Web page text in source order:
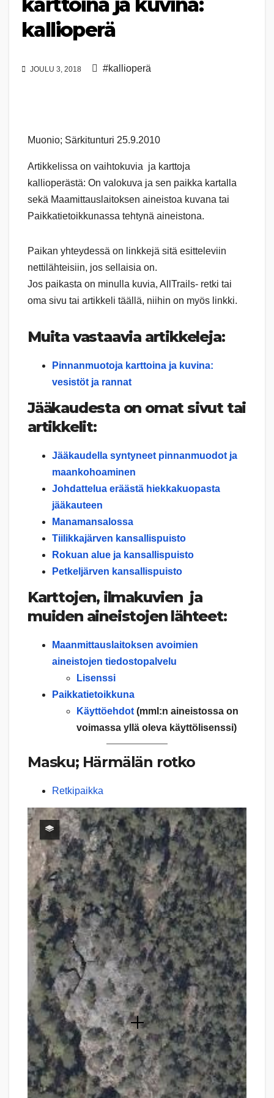
karttoina ja kuvina:
kallioperä
JOULU 3, 2018 #kallioperä
Muonio; Särkitunturi 25.9.2010
Artikkelissa on vaihtokuvia ja karttoja
kallioperästä: On valokuva ja sen paikka kartalla
sekä Maamittauslaitoksen aineistoa kuvana tai
Paikkatietoikkunassa tehtynä aineistona.
Paikan yhteydessä on linkkejä sitä esitteleviin
nettilähteisiin, jos sellaisia on.
Jos paikasta on minulla kuvia, AllTrails- retki tai
oma sivu tai artikkeli täällä, niihin on myös linkki.
Muita vastaavia artikkeleja:
Pinnanmuotoja karttoina ja kuvina:
vesistöt ja rannat
Jääkaudesta on omat sivut tai
artikkelit:
Jääkaudella syntyneet pinnanmuodot ja
maankohoaminen
Johdattelua eräästä hiekkakuopasta
jääkauteen
Manamansalossa
Tiilikkajärven kansallispuisto
Rokuan alue ja kansallispuisto
Petkeljärven kansallispuisto
Karttojen, ilmakuvien ja
muiden aineistojen lähteet:
Maanmittauslaitoksen avoimien
aineistojen tiedostopalvelu
Lisenssi
Paikkatietoikkuna
Käyttöehdot (mml:n aineistossa on
voimassa yllä oleva käyttölisenssi)
Masku; Härmälän rotko
Retkipaikka